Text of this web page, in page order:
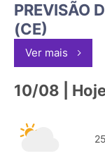
PREVISÃO
(CE)
Ver mais
10/08 |